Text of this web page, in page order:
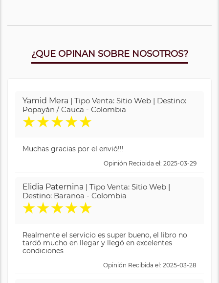
¿QUE OPINAN SOBRE NOSOTROS?
Yamid Mera | Tipo Venta: Sitio Web | Destino:
Popayán / Cauca - Colombia
★★★★★
Muchas gracias por el envió!!!
Opinión Recibida el: 2025-03-29
Elidia Paternina | Tipo Venta: Sitio Web |
Destino: Baranoa - Colombia
★★★★★
Realmente el servicio es super bueno, el libro no
tardó mucho en llegar y llegó en excelentes
condiciones
Opinión Recibida el: 2025-03-28